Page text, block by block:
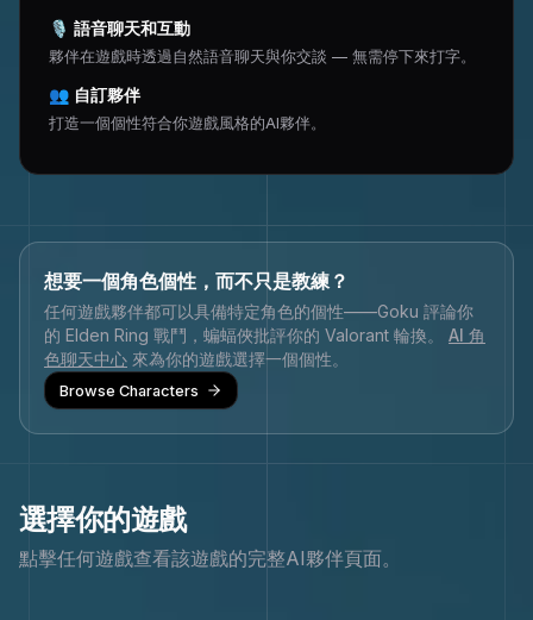
🎙 語音聊天和互動
夥伴在遊戲時透過自然語音聊天與你交談 — 無需停下來打字。
👥 自訂夥伴
打造一個個性符合你遊戲風格的AI夥伴。
想要一個角色個性，而不只是教練？
任何遊戲夥伴都可以具備特定角色的個性——Goku 評論你
的 Elden Ring 戰鬥，蝙蝠俠批評你的 Valorant 輪換。
AI 角
色聊天中心 來為你的遊戲選擇一個個性。
Browse Characters
選擇你的遊戲
點擊任何遊戲查看該遊戲的完整AI夥伴頁面。